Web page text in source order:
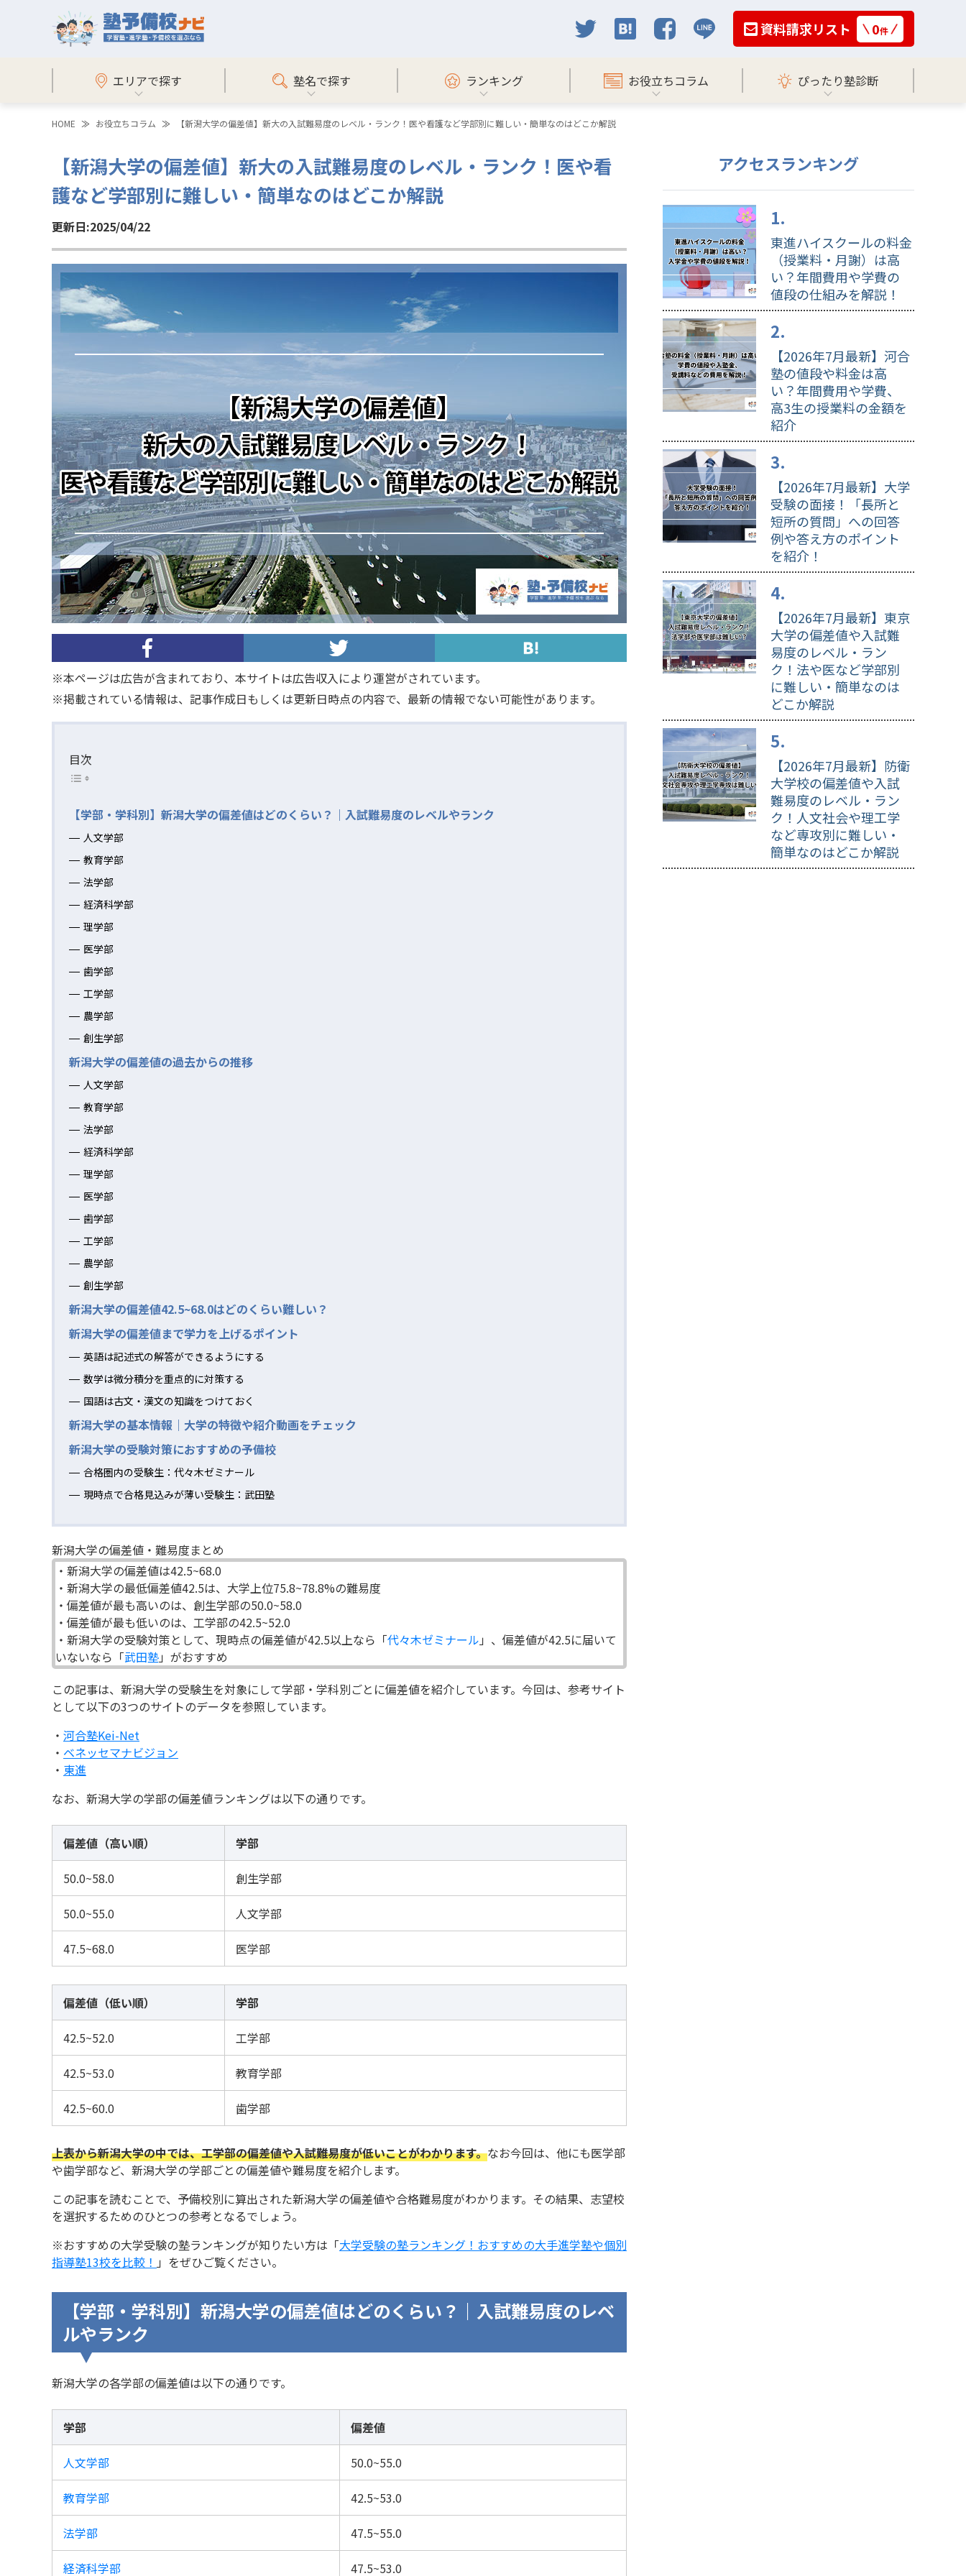
資料請求リスト 0件
エリアで探す 塾名で探す ランキング お役立ちコラム ぴったり塾診断
HOME お役立ちコラム 【新潟大学の偏差値】新大の入試難易度のレベル・ランク！医や看護など学部別に難しい・簡単なのはどこか解説
【新潟大学の偏差値】新大の入試難易度のレベル・ランク！医や看
護など学部別に難しい・簡単なのはどこか解説
更新日:2025/04/22
※本ページは広告が含まれており、本サイトは広告収入により運営がされています。
※掲載されている情報は、記事作成日もしくは更新日時点の内容で、最新の情報でない可能性があります。
目次
【学部・学科別】新潟大学の偏差値はどのくらい？｜入試難易度のレベルやランク
人文学部
教育学部
法学部
経済科学部
理学部
医学部
歯学部
工学部
農学部
創生学部
新潟大学の偏差値の過去からの推移
人文学部
教育学部
法学部
経済科学部
理学部
医学部
歯学部
工学部
農学部
創生学部
新潟大学の偏差値42.5~68.0はどのくらい難しい？
新潟大学の偏差値まで学力を上げるポイント
英語は記述式の解答ができるようにする
数学は微分積分を重点的に対策する
国語は古文・漢文の知識をつけておく
新潟大学の基本情報｜大学の特徴や紹介動画をチェック
新潟大学の受験対策におすすめの予備校
合格圏内の受験生：代々木ゼミナール
現時点で合格見込みが薄い受験生：武田塾
新潟大学の偏差値・難易度まとめ
・新潟大学の偏差値は42.5~68.0
・新潟大学の最低偏差値42.5は、大学上位75.8~78.8%の難易度
・偏差値が最も高いのは、創生学部の50.0~58.0
・偏差値が最も低いのは、工学部の42.5~52.0
・新潟大学の受験対策として、現時点の偏差値が42.5以上なら「代々木ゼミナール 」、偏差値が42.5に届いて
いないなら「武田塾」がおすすめ
この記事は、新潟大学の受験生を対象にして学部・学科別ごとに偏差値を紹介しています。今回は、参考サイト
として以下の3つのサイトのデータを参照しています。
・ 河合塾Kei-Net
・ ベネッセマナビジョン
・ 東進
なお、新潟大学の学部の偏差値ランキングは以下の通りです。
偏差値（高い順） 学部
50.0~58.0 創生学部
50.0~55.0 人文学部
47.5~68.0 医学部
偏差値（低い順） 学部
42.5~52.0 工学部
42.5~53.0 教育学部
42.5~60.0 歯学部
上表から新潟大学の中では、工学部の偏差値や入試難易度が低いことがわかります。なお今回は、他にも医学部
や歯学部など、新潟大学の学部ごとの偏差値や難易度を紹介します。
この記事を読むことで、予備校別に算出された新潟大学の偏差値や合格難易度がわかります。その結果、志望校
を選択するためのひとつの参考となるでしょう。
※おすすめの大学受験の塾ランキングが知りたい方は「大学受験の塾ランキング！おすすめの大手進学塾や個別
指導塾13校を比較！ 」をぜひご覧ください。
【学部・学科別】新潟大学の偏差値はどのくらい？｜入試難易度のレベ
ルやランク
新潟大学の各学部の偏差値は以下の通りです。
学部 偏差値
人文学部 50.0~55.0
教育学部 42.5~53.0
法学部 47.5~55.0
経済科学部 47.5~53.0
アクセスランキング
東進ハイスクールの料金
（授業料・月謝）は高
い？年間費用や学費の
値段の仕組みを解説！
【2026年7月最新】河合
塾の値段や料金は高
い？年間費用や学費、
高3生の授業料の金額を
紹介
【2026年7月最新】大学
受験の面接！「長所と
短所の質問」への回答
例や答え方のポイント
を紹介！
【2026年7月最新】東京
大学の偏差値や入試難
易度のレベル・ラン
ク！法や医など学部別
に難しい・簡単なのは
どこか解説
【2026年7月最新】防衛
大学校の偏差値や入試
難易度のレベル・ラン
ク！人文社会や理工学
など専攻別に難しい・
簡単なのはどこか解説